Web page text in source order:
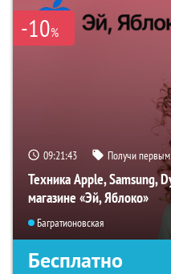
-10%
09:21:42 Получи
Техника Apple, Samsung,
магазине «Эй, Яблоко»
Багратионовская
Бесплатно